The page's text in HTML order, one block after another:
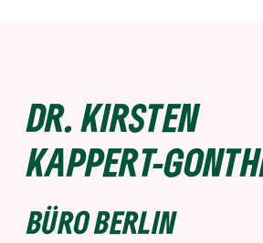
DR. KIRSTEN
KAPPERT-
BÜRO BERLIN